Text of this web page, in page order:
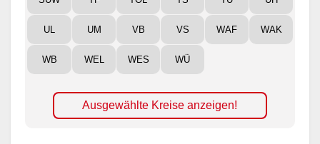
UL UM VB VS WAF WAK
WB WEL WES WÜ
Ausgewählte Kreise anzeigen!